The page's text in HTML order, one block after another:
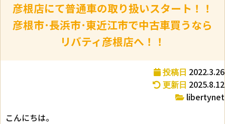
彦根店にて普通車の取り扱いスタート！！
彦根市･長浜市･東近江市で中古車買うなら
リバティ彦根店へ！！
投稿日 2022.3.26
更新日 2025.8.12
libertynet
こんにちは。